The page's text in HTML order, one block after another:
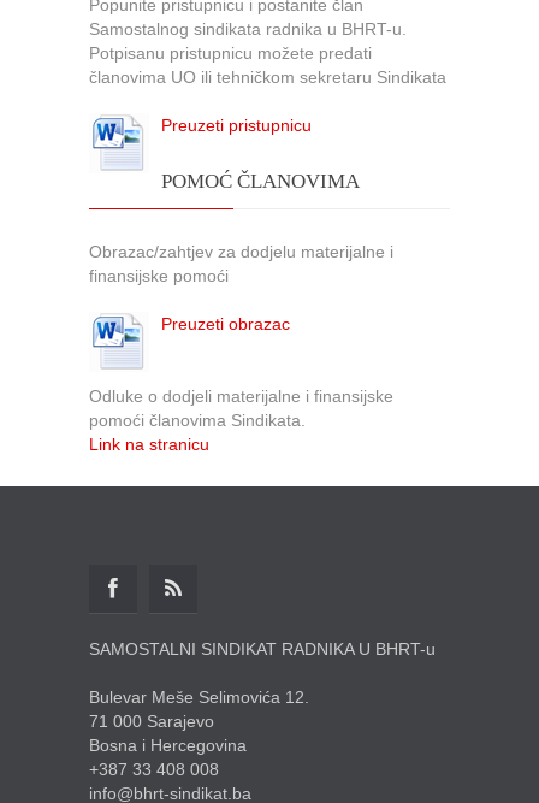
Popunite pristupnicu i postanite član
Samostalnog sindikata radnika u BHRT-u.
Potpisanu pristupnicu možete predati
članovima UO ili tehničkom sekretaru Sindikata
Preuzeti pristupnicu
POMOĆ ČLANOVIMA
Obrazac/zahtjev za dodjelu materijalne i
finansijske pomoći
Preuzeti obrazac
Odluke o dodjeli materijalne i finansijske
pomoći članovima Sindikata.
Link na stranicu
SAMOSTALNI SINDIKAT RADNIKA U BHRT-u
Bulevar Meše Selimovića 12.
71 000 Sarajevo
Bosna i Hercegovina
+387 33 408 008
info@bhrt-sindikat.ba